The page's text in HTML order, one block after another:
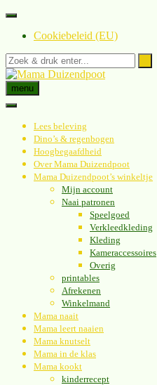
Spring
inhoudCookiebeleid (EU)
menu
Lees beleving
Dino’s & regenbogen
Hoogbegaafdheid
Over Mama Duizendpoot
Mama Duizendpoot’s winkeltje
Mijn account
Naai patronen
Speelgoed
Verkleedkleding
Kleding
Kameraccessoires
Overig
printables
Afrekenen
Winkelmand
Mama naait
Mama leert naaien
Mama knutselt
Mama in de klas
Mama kookt
kinderrecept